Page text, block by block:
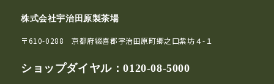
株式会社宇治田原製茶場
〒610-0288 京都府綴喜郡宇治田原町郷之口紫坊４-１
ショップダイヤル：0120-08-5000